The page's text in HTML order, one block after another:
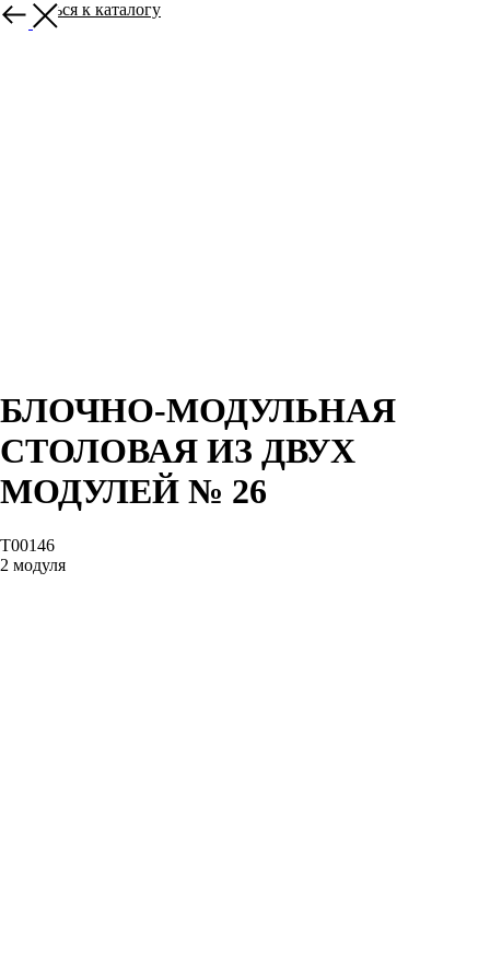
Вернуться к каталогу
БЛОЧНО-МОДУЛЬНАЯ
СТОЛОВАЯ ИЗ ДВУХ
МОДУЛЕЙ № 26
T00146
2 модуля